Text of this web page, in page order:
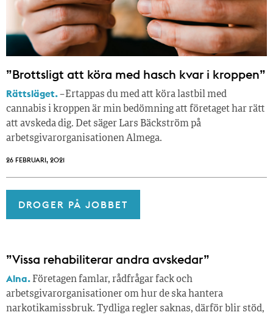
”Brottsligt att köra med hasch kvar i kroppen”
Rättsläget.– Ertappas du med att köra lastbil med
cannabis i kroppen är min bedömning att företaget har rätt
att avskeda dig. Det säger Lars Bäckström på
arbetsgivarorganisationen Almega.
26 FEBRUARI, 2021
DROGER PÅ JOBBET
”Vissa rehabiliterar andra avskedar”
Alna. Företagen famlar, rådfrågar fack och
arbetsgivarorganisationer om hur de ska hantera
narkotikamissbruk. Tydliga regler saknas, därför blir stöd,